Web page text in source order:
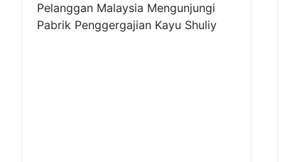
Pelanggan Malaysia Mengunjungi
Pabrik Penggergajian Kayu Shuliy